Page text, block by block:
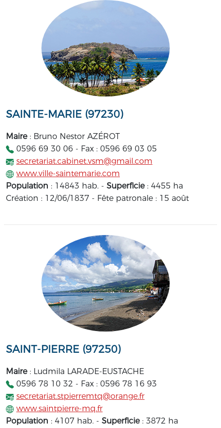
SAINTE-MARIE (97230)
Maire: Bruno Nestor AZÉROT
0596 69 30 06 - Fax : 0596 69 03 05
secretariat.cabinet.vsm@gmail.com
www.ville-saintemarie.com
Population : 14843 hab. - Superficie : 4455 ha
Création : 12/06/1837 - Fête patronale : 15 août
SAINT-PIERRE (97250)
Maire: Ludmila LARADE-EUSTACHE
0596 78 10 32 - Fax : 0596 78 16 93
secretariat.stpierremtq@orange.fr
www.saintpierre-mq.fr
Population : 4107 hab. - Superficie : 3872 ha